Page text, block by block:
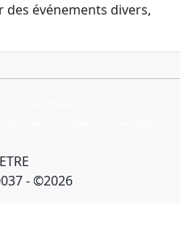
événements divers,
- ©2026